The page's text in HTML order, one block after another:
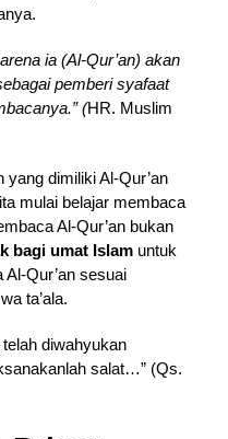
ia (Al-Qur’an) akan
pemberi syafaat
(HR. Muslim
dimiliki Al-Qur’an
mulai belajar membaca
Al-Qur’an bukan
bagi umat Islamuntuk
Qur’an sesuai
ta’ala.
telah diwahyukan
salat…” (Qs.